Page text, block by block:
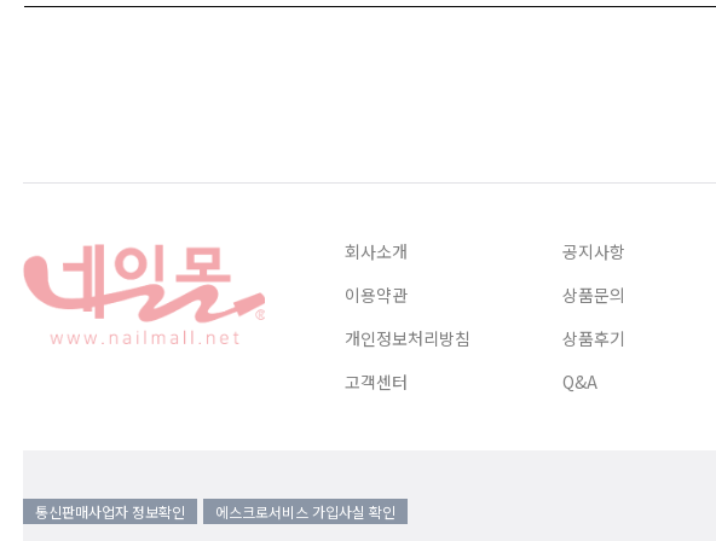
회사소개
이용약관
개인정보처리방침
고객센터
공지사항
상품문의
상품후기
Q&A
통신판매사업자 정보확인 에스크로서비스 가입사실 확인